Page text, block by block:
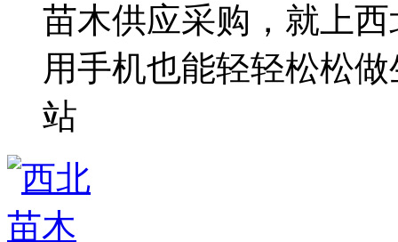
苗木供应采购，就上
用手机也能轻轻松松
站